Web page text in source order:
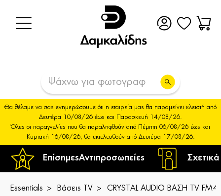
ΕπίσημεςΑντιπροσωπείες
Θα θέλαμε να σας ενημερώσουμε ότι η εταιρεία μας θα παραμείνει κλειστή από
Δευτέρα 10/08/26 έως και Παρασκευή 14/08/26.
Όλες οι παραγγελίες που θα παραληφθούν από Πέμπτη 06/08/26 έως και
Κυριακή 16/08/26, θα εκτελεσθούν από Δευτέρα 17/08/26.
Essentials Βάσεις TV CRYSTAL AUDIO ΒΑΣΗ TV